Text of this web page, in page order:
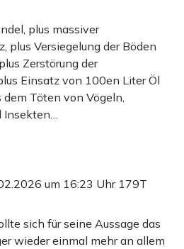
plus massiver
plus Versiegelung der Böden
Zerstörung der
Einsatz von 100en Liter Öl
dem Töten von Vögeln,
um 16:23 Uhr 179T
sich für seine Aussage das
wieder einmal mehr an allem